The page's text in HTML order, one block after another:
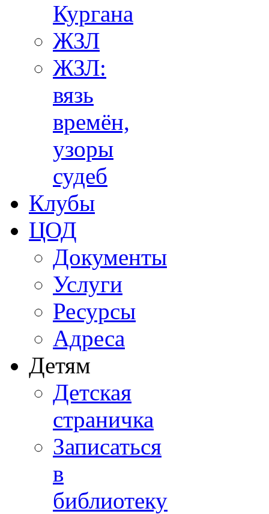
Кургана
ЖЗЛ
ЖЗЛ:
вязь
времён,
узоры
судеб
Клубы
ЦОД
Документы
Услуги
Ресурсы
Адреса
Детям
Детская
страничка
Записаться
в
библиотеку